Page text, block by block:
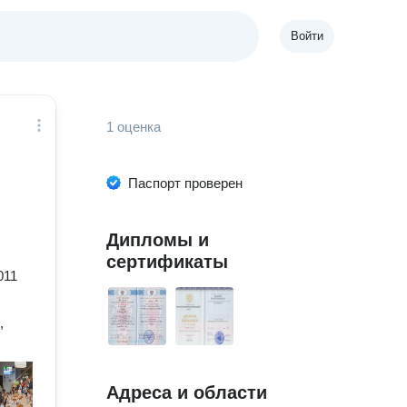
Войти
1 оценка
Паспорт проверен
Дипломы и
сертификаты
Адреса и области